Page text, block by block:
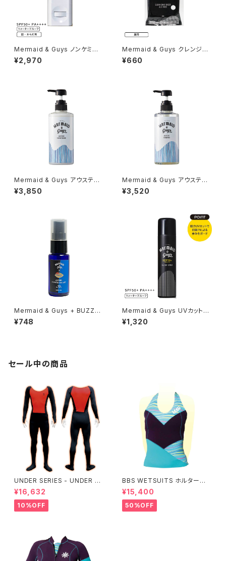
Mermaid & Guys ノンケミカ
ル UV スティック
¥2,970
Mermaid & Guys クレンジン
グシートアルコールフリー
¥660
Mermaid & Guys アウステア
コンディショナー 500ml
¥3,850
Mermaid & Guys アウステア
シャンプー 500ml
¥3,520
Mermaid & Guys + BUZZZ
除菌スプレー 30ml
¥748
Mermaid & Guys UVカットス
プレー 100g
¥1,320
セール中の商品
UNDER SERIES - UNDER pe
rformance ALL+即暖
¥16,632
10%OFF
BBS WETSUITS ホルターネッ
クベスト 2mm【アウトレット】
¥15,400
50%OFF